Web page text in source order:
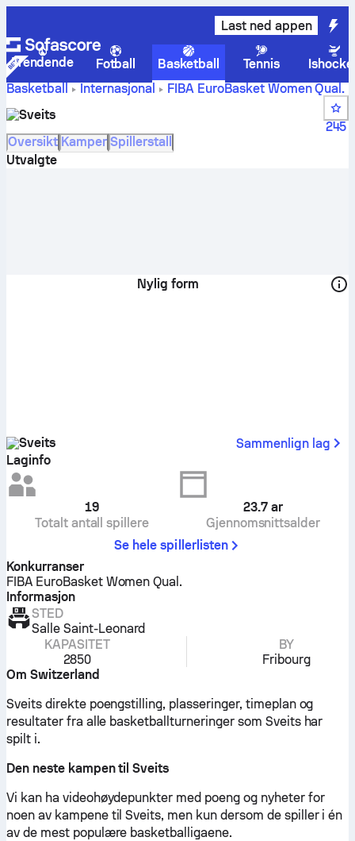
Last ned appen
Trendende Fotball Basketball Tennis
Basketball
Internasjonal
FIBA EuroBasket Women Qual.
Sveits Poengstillinger, plasseringer, timeplan og spillere
Sveits
245
Oversikt Kamper Spillerstall
Utvalgte
Nylig form
Sveits
Sammenlign lag
Laginfo
19
Totalt antall spillere
23.7 ar
Gjennomsnittsalder
Se hele spillerlisten
Konkurranser
FIBA EuroBasket Women Qual.
Informasjon
STED
Salle Saint-Leonard
KAPASITET
2850
BY
Fribourg
Om Switzerland
Sveits direkte poengstilling, plasseringer, timeplan og
resultater fra alle basketballturneringer som Sveits har
spilt i.
Den neste kampen til Sveits
Vi kan ha videohøydepunkter med poeng og nyheter for
noen av kampene til Sveits, men kun dersom de spiller i én
av de mest populære basketballigaene.